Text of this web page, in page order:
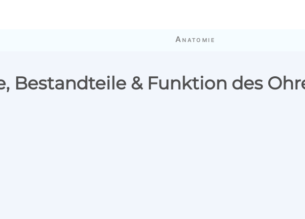
Anatomie
Bestandteile & Funktion des